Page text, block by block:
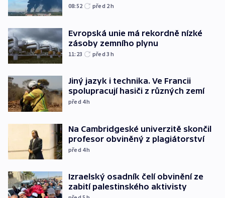
08:52 před 2h
Evropská unie má rekordně nízké
zásoby zemního plynu
11:23 před 3h
Jiný jazyk i technika. Ve Francii
spolupracují hasiči z různých zemí
před 4h
Na Cambridgeské univerzitě skončil
profesor obviněný z plagiátorství
před 4h
Izraelský osadník čelí obvinění ze
zabití palestinského aktivisty